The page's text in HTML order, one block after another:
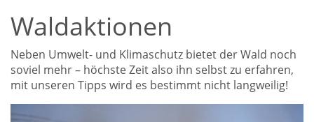
Waldaktionen
Neben Umwelt- und Klimaschutz bietet der Wald noch
soviel mehr – höchste Zeit also ihn selbst zu erfahren,
mit unseren Tipps wird es bestimmt nicht langweilig!